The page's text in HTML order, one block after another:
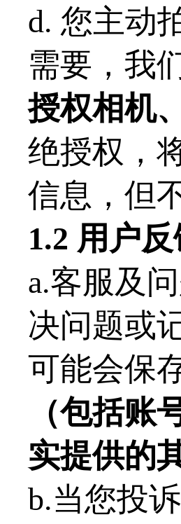
d. 您主动
需要，我
授权相机
绝授权，
信息，但
1.2 用户
a.客服及
决问题或
可能会保
（包括账
实提供的
b.当您投